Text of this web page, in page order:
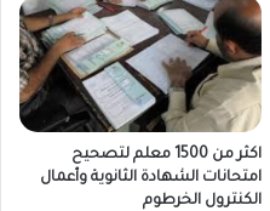
اكثر من 1500 معلم لتصحيح
امتحانات الشهادة الثانوية وأعمال
الكنترول الخرطوم